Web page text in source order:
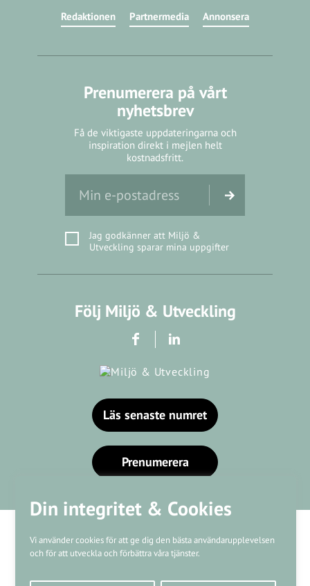
Din integritet & Cookies
Vi använder cookies för att ge dig den bästa användarupplevelsen
och för att utveckla och förbättra våra tjänster.
Redaktionen Partnermedia Annonsera
Prenumerera på vårt
nyhetsbrev
Få de viktigaste uppdateringarna och
inspiration direkt i mejlen helt
kostnadsfritt.
Jag godkänner att Miljö &
Utveckling sparar mina uppgifter
Följ Miljö & Utveckling
Läs senaste numret
Prenumerera